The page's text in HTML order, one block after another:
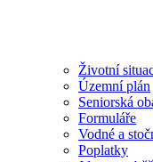
Životní
Územní plán
Seniorská
Formuláře
Vodné a
Poplatky